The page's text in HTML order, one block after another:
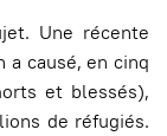
Une récente
causé, en cinq
et blessés),
de réfugiés.